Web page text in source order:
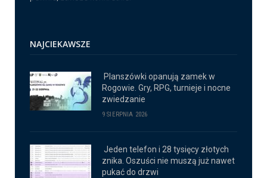
NAJCIEKAWSZE
Planszówki opanują zamek w
Rogowie. Gry, RPG, turnieje i nocne
zwiedzanie
9 SIERPNIA 2026
Jeden telefon i 28 tysięcy złotych
znika. Oszuści nie muszą już nawet
pukać do drzwi